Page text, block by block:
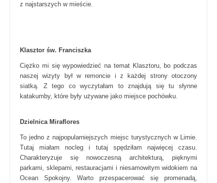
z najstarszych w mieście.
Klasztor św. Franciszka
Ciężko mi się wypowiedzieć na temat Klasztoru, bo podczas
naszej wizyty był w remoncie i z każdej strony otoczony
siatką. Z tego co wyczytałam to znajdują się tu słynne
katakumby, które były używane jako miejsce pochówku.
Dzielnica Miraflores
To jedno z najpopularniejszych miejsc turystycznych w Limie.
Tutaj miałam nocleg i tutaj spędziłam najwięcej czasu.
Charakteryzuje się nowoczesną architekturą, pięknymi
parkami, sklepami, restauracjami i niesamowitym widokiem na
Ocean Spokojny. Warto przespacerować się promenadą,